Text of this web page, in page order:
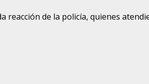
de la policía, quienes